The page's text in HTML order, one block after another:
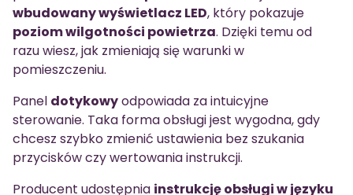
wbudowany wyświetlacz LED, który pokazuje
poziom wilgotności powietrza. Dzięki temu od
razu wiesz, jak zmieniają się warunki w
pomieszczeniu.
Panel dotykowyodpowiada za intuicyjne
sterowanie. Taka forma obsługi jest wygodna, gdy
chcesz szybko zmienić ustawienia bez szukania
przycisków czy wertowania instrukcji.
Producent udostępnia instrukcję obsługi w języku